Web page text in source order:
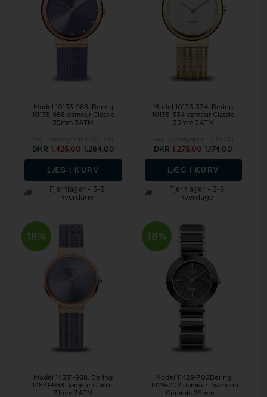
Model 10135-968
Bering
10135-968 dameur Classic
35mm 3ATM
DKR 1.425,001.284,00
LÆG I KURV
Fjernlager - 3-5
hverdage
Model 10135-334
Bering
10135-334 dameur Classic
35mm 3ATM
DKR1.275,001.174,00
LÆG I KURV
Fjernlager - 3-5
hverdage
18%
Model 14531-968
Bering
14531-968 dameur Classic
31mm 3ATM
18%
Model 11429-702Bering
11429-702 dameur Diamond
Ceramic 29mm ...